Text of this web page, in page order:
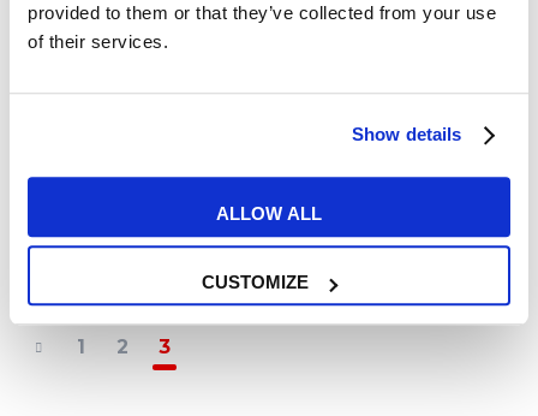
provided to them or that they’ve collected from your use
of their services.
Show details
ALLOW ALL
CUSTOMIZE
La storia di Giuseppe, studente
87enne in MyES!
READ MORE
1 2 3